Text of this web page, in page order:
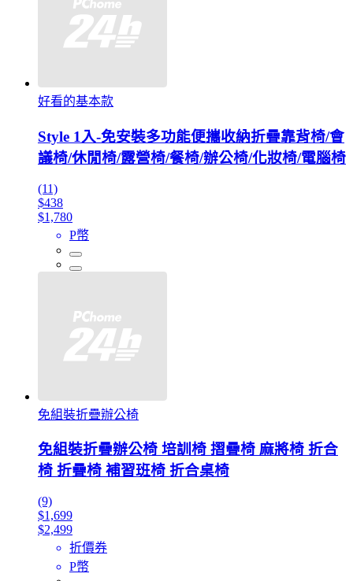
好看的基本款
Style 1入-免安裝多功能便攜收納折疊靠背椅/會
議椅/休閒椅/露營椅/餐椅/辦公椅/化妝椅/電腦椅
(11)
$438
$1,780
P幣
免組裝折疊辦公椅
免組裝折疊辦公椅 培訓椅 摺疊椅 麻將椅 折合
椅 折疊椅 補習班椅 折合桌椅
(9)
$1,699
$2,499
折價券
P幣